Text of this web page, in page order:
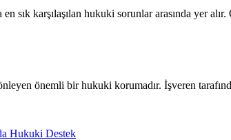
sık karşılaşılan hukuki sorunlar arasında yer
önemli bir hukuki korumadır. İşveren
Hukuki Destek